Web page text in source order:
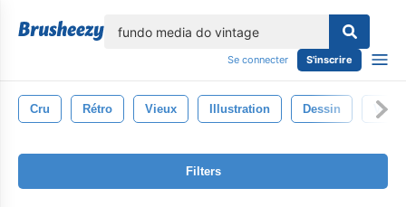
Se connecter S'inscrire
Cru Rétro Vieux Illustration Dessin Vert
Filters